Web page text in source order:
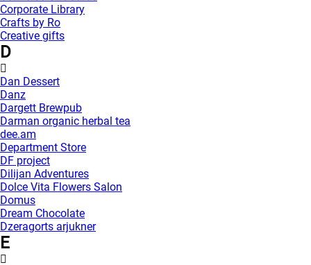
Corporate Library
Crafts by Ro
Creative gifts
D
Dan Dessert
Danz
Dargett Brewpub
Darman organic herbal tea
dee.am
Department Store
DF project
Dilijan Adventures
Dolce Vita Flowers Salon
Domus
Dream Chocolate
Dzeragorts arjukner
E